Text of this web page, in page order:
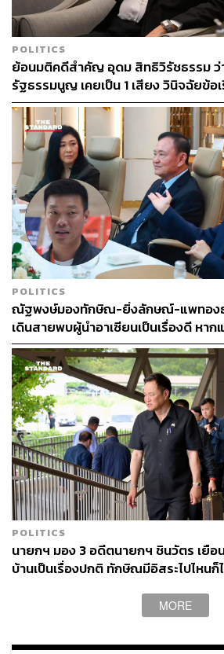
ทุกที่ช่วยให้ประชาชนสามารถใช้บัตรป
เข้าถึงบริการสุขภาพได้ ทั้งที่หน่วยบริกา
หน่วยบริการระดับปฐมภูมิทุกแห่ง
สำหรับหน่วยบริการนวัตกรรมปฐมภูมิ
คลินิกเวชกรรม, คลินิกทันตกรรมชุมช
พยาบาลชุมชนอบอุ่น, คลินิกเทคนิคก
คลินิกกายภาพบำบัดชุมชนอบอุ่น และ
ชุมชนอบอุ่น
จากนั้นนายกรัฐมนตรีเยี่ยมชมบูธเกี่ยว
โดยเน้นย้ำให้ดูแลกลุ่มเปราะบางเป็นพิ
TAGS: แพทองธาร ชินวัตร 30 บาทรักษา
ABOUT THE
THE STANDARD
กองบรรณาธิการ
POLITICS
ย้อนมติคดีสำคัญ อุดม สิทธิวิรัชธรรม ว่
รัฐธรรมนูญ เคยเป็น 1 เสียง วินิจฉัยข้อ
สถาบันฯ ไม่เข้าข่ายล้มล้าง
POLITICS
ณัฐพงษ์มองทักษิณ-ยิ่งลักษณ์-แพทองธ
เดินสายพบผู้นำอาเซียนเป็นเรื่องดี หา
ประชาชนได้
POLITICS
นายกฯ มอง 3 อดีตนายกฯ ชินวัตร เยือ
บ้านเป็นเรื่องปกติ ทักษิณมีอิสระไปไหนก็
MORE